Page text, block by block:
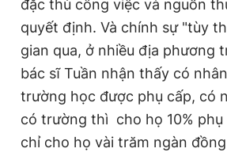
đặc thù công việc và nguồn
quyết định. Và chính sự "tùy
gian qua, ở nhiều địa phương
bác sĩ Tuần nhận thấy có
trường học được phụ cấp, có
có trường thì cho họ 10%
chỉ cho họ vài trăm ngàn